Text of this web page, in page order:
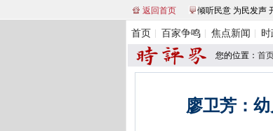
返回首页 倾听民意 为民发声
首页 百家争鸣 焦点新闻
您的位置： 首
廖卫芳：